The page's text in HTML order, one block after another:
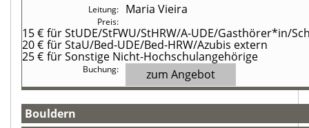
Maria Vieira
15 € für StUDE/StFWU/StHRW/A-UDE/Gasthörer*in/
20 € für StaU/Bed-UDE/Bed-HRW/Azubis extern
25 € für Sonstige Nicht-Hochschulangehörige
zum Angebot
Bouldern